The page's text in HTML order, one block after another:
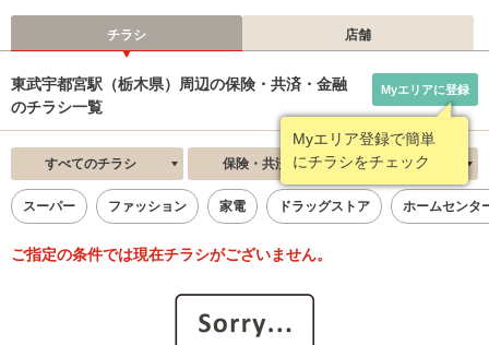
チラシ 店舗
東武宇都宮駅（栃木県）周辺の保険・共済・金融
のチラシ一覧
Myエリア登録で簡単
にチラシをチェック
Myエリアに登録
すべてのチラシ 保険・共済・金融 新着順
スーパー ファッション 家電 ドラッグストア ホームセンタ
ご指定の条件では現在チラシがございません。